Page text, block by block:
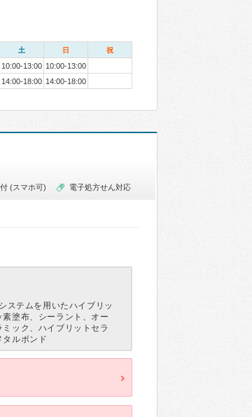
土 日 祝
10:00-13:00 10:00-13:00
14:00-18:00 14:00-18:00
(スマホ可) 電子処方せん対応
ステムを用いたハイブリッ
塗布、シーラント、オー
ック、ハイブリットセラ
タルボンド